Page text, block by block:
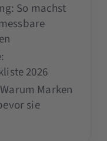
So machst
2026
Marken
sie